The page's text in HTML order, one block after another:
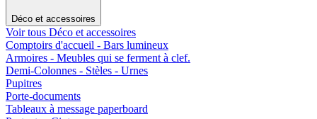
Déco et accessoires
Voir tous Déco et accessoires
Comptoirs d'accueil - Bars lumineux
Armoires - Meubles qui se ferment à clef.
Demi-Colonnes - Stèles - Urnes
Pupitres
Porte-documents
Tableaux à message paperboard